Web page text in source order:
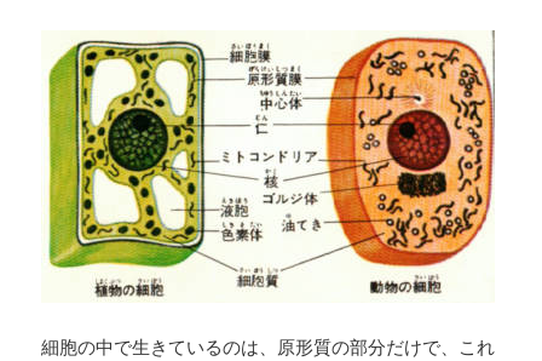
細胞の中で生きているのは、原形質の部分だけで、これ